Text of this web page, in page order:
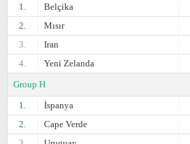
1.
Belçika
2.
Mısır
3.
Iran
4.
Yeni Zelanda
Group H
1.
İspanya
2.
Cape Verde